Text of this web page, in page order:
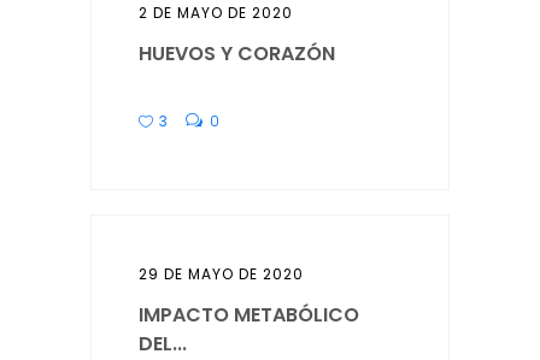
2 DE MAYO DE 2020
HUEVOS Y CORAZÓN
3 0
29 DE MAYO DE 2020
IMPACTO METABÓLICO
DEL...